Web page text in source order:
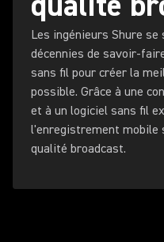
Les ingénieurs Shure
décennies de savoir-
sans fil pour créer la
possible. Grâce à une
et à un logiciel sans fil
l'enregistrement mobile
qualité broadcast.